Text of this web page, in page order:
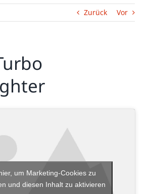
Zurück Vor
um Marketing-Cookies zu
und diesen Inhalt zu aktivieren